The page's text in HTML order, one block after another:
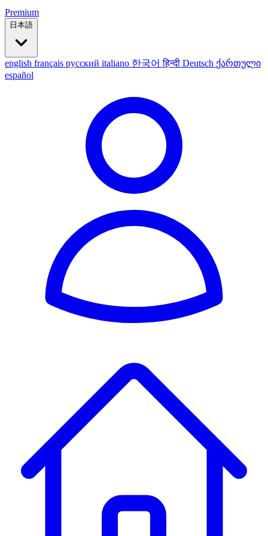
Premium
日本語
english français русский italiano 한국어हिन्दी Deutsch ქართული
español